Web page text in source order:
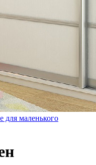
маленького